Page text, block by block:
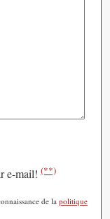
e-mail! (**)
de la politique